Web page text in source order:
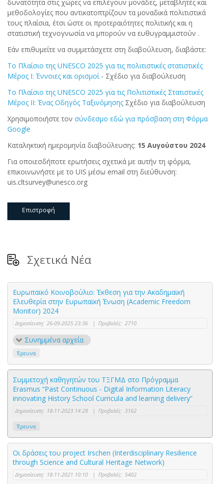
δυνατότητα στις χώρες να επιλέγουν μονάδες, μεταβλητές και
μεθοδολογίες που αντικατοπτρίζουν τα μοναδικά πολιτιστικά
τους πλαίσια, έτσι ώστε οι προτεραιότητες πολιτικής και η
στατιστική τεχνογνωσία να μπορούν να ευθυγραμμιστούν .
Εάν επιθυμείτε να συμμετάσχετε στη διαβούλευση, διαβάστε:
Το Πλαίσιο της UNESCO 2025 για τις πολιτιστικές στατιστικές
Μέρος I: Έννοιες και ορισμοί- Σχέδιο για διαβούλευση
Το Πλαίσιο της UNESCO 2025 για τις Πολιτιστικές Στατιστικές
Μέρος II: Ένας Οδηγός Ταξινόμησης Σχέδιο για διαβούλευση
Χρησιμοποιήστε τον σύνδεσμο εδώ για πρόσβαση στη Φόρμα
Google
Καταληκτική ημερομηνία διαβούλευσης: 15 Αυγούστου 2024
Για οποιεσδήποτε ερωτήσεις σχετικά με αυτήν τη φόρμα,
επικοινωνήστε με το UIS μέσω email στη διεύθυνση:
uis.cltsurvey@unesco.org
Επιστροφή
Σχετικά Νέα
Ευρωπαϊκό Κοινοβούλιο: Έκθεση για την Ακαδημαϊκή
Ελευθερία στην Ευρωπαϊκή Ένωση (Academic Freedom
Monitor) 2024
Δημοσίευση: 26-09-2025 23:36 | Προβολές: 2710
Συνημμένα αρχεία
Έρευνα
Συμμετοχή καθηγητών του ΤΞΓΜΔ στο Πρόγραμμα
Erasmus “Past Continuous - Digital Information Literacy
innovating History School Curricula and learning delivery”
Δημοσίευση: 18-11-2023 14:28 | Προβολές: 3162
Έρευνα
Oι δράσεις του project Irschen (Interdisciplinary Resilience
through Science and Cultural Heritage Network)
Δημοσίευση: 18-11-2021 10:10 | Προβολές: 5402